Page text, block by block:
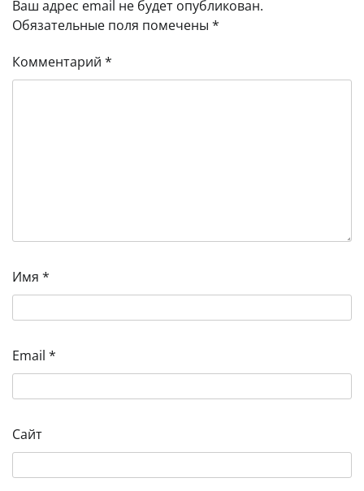
Ваш адрес email не будет опубликован.
Обязательные поля помечены *
Комментарий *
Имя *
Email *
Сайт